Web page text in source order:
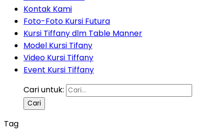
Kontak Kami
Foto-Foto Kursi Futura
Kursi Tiffany dlm Table Manner
Model Kursi Tifany
Video Kursi Tiffany
Event Kursi Tiffany
Cari untuk:
Tag